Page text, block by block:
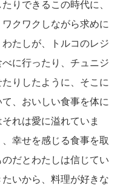
りできるこの時代に、
クワクしながら求めに
たしが、トルコのレジ
に行ったり、チュニジ
りしたように、そこに
、おいしい食事を体に
れは愛に溢れていま
幸せを感じる食事を取
だとわたしは信じてい
いから、料理が好きな